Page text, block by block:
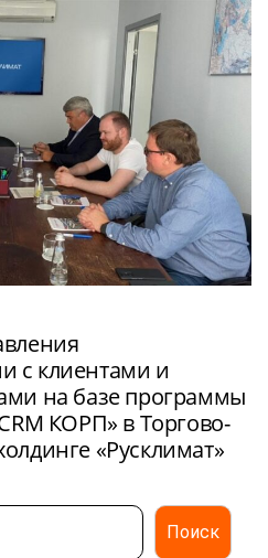
с клиентами и
на базе программы
КОРП» в Торгово-
«Русклимат»
Поиск